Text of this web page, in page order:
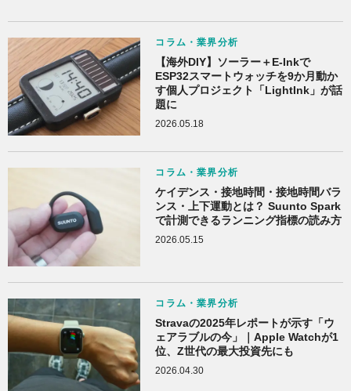
コラム・業界分析
【海外DIY】ソーラー＋E-Inkで
ESP32スマートウォッチを9か月動か
す個人プロジェクト「LightInk」が話
題に
2026.05.18
コラム・業界分析
ケイデンス・接地時間・接地時間バラ
ンス・上下運動とは？ Suunto Spark
で計測できるランニング指標の読み方
2026.05.15
コラム・業界分析
Stravaの2025年レポートが示す「ウ
ェアラブルの今」｜Apple Watchが1
位、Z世代の最大投資先にも
2026.04.30